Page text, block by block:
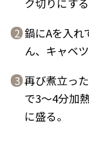
新鮮一番
2 鍋にAを入れ
ん、キャベ
3 再び煮立っ
で3～4分加
に盛る。